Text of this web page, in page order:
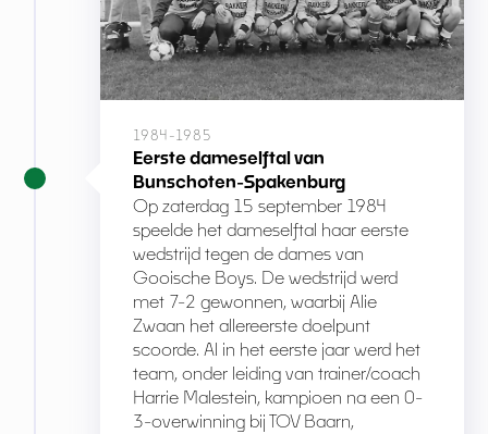
1984-1985
Eerste dameselftal van
Bunschoten-Spakenburg
Op zaterdag 15 september 1984
speelde het dameselftal haar eerste
wedstrijd tegen de dames van
Gooische Boys. De wedstrijd werd
met 7-2 gewonnen, waarbij Alie
Zwaan het allereerste doelpunt
scoorde. Al in het eerste jaar werd het
team, onder leiding van trainer/coach
Harrie Malestein, kampioen na een 0-
3-overwinning bij TOV Baarn,